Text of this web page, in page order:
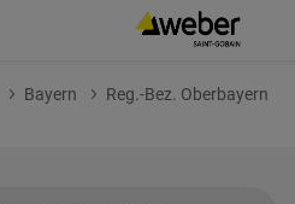
Bayern
Reg.-Bez. Oberbayern